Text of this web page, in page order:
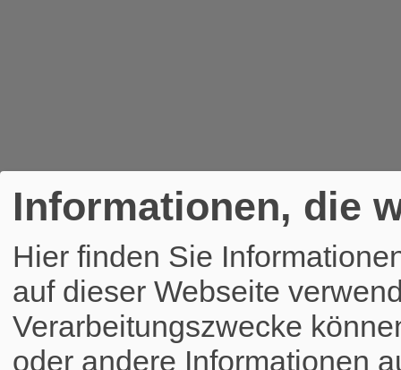
Informationen, die
Hier finden Sie
auf dieser Webseite
Verarbeitungszwecke
oder andere Informationen